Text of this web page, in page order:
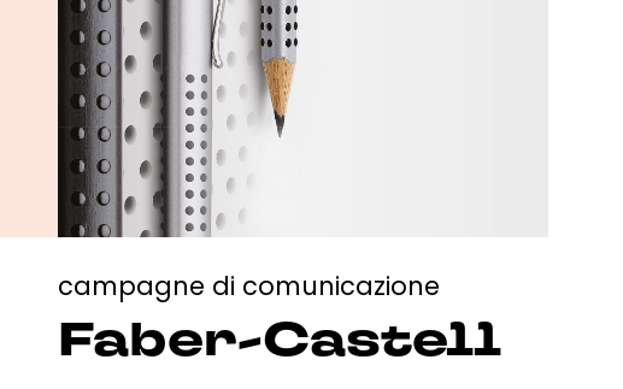
campagne di comunicazione
Faber-Castell